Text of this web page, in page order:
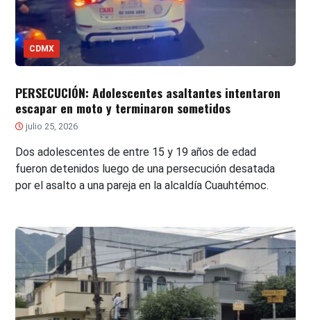
CDMX
PERSECUCIÓN: Adolescentes asaltantes intentaron
escapar en moto y terminaron sometidos
julio 25, 2026
Dos adolescentes de entre 15 y 19 años de edad
fueron detenidos luego de una persecución desatada
por el asalto a una pareja en la alcaldía Cuauhtémoc.